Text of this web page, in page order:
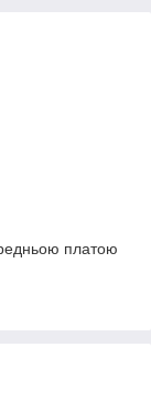
платою